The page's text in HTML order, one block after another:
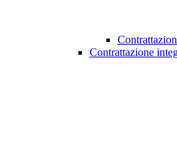
Contrattazione